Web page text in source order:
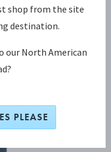
shop from the site
destination.
our North American
PLEASE